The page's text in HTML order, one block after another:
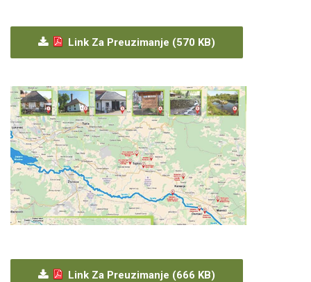
Link Za Preuzimanje (570 KB)
Link Za Preuzimanje (666 KB)